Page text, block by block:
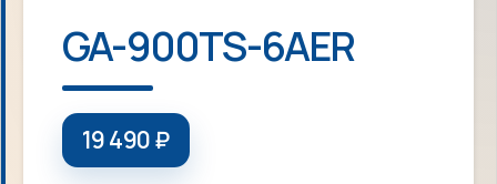
GA-900TS-6AER
19 490₽